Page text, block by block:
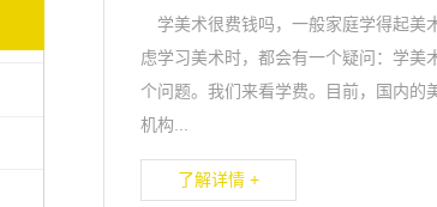
学美术很费钱吗，一般家庭学得起美
虑学习美术时，都会有一个疑问：学美
个问题。我们来看学费。目前，国内的
机构...
了解详情 +